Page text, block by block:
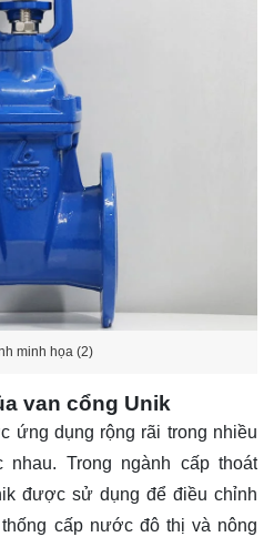
minh họa (2)
van cổng Unik
ứng dụng rộng rãi trong nhiều
nhau. Trong ngành cấp thoát
được sử dụng để điều chỉnh
cấp nước đô thị và nông